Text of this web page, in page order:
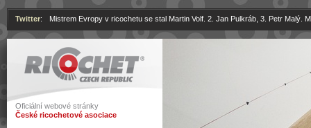
Ricochet
Oficiální webové stránky
České ricochetové asociace
Twitter: Mistrem Evropy v ricochetu se stal Martin Volf. 2. Jan Pulkráb, 3. Petr Malý.